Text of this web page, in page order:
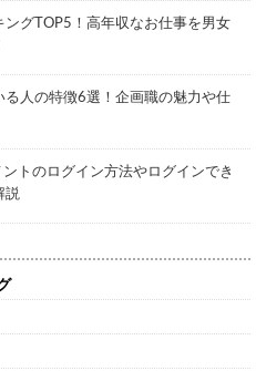
ングTOP5！高年収なお仕事を男女
る人の特徴6選！企画職の魅力や仕
トのログイン方法やログインでき
説